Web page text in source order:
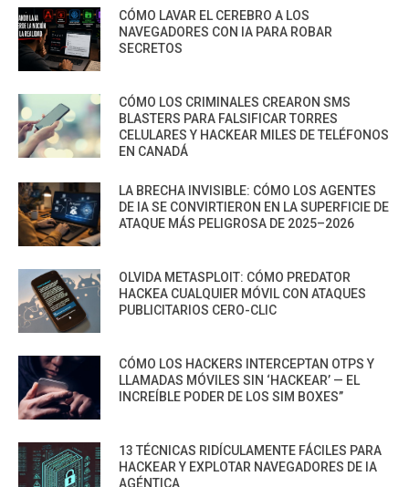
CÓMO LAVAR EL CEREBRO A LOS
NAVEGADORES CON IA PARA ROBAR
SECRETOS
CÓMO LOS CRIMINALES CREARON SMS
BLASTERS PARA FALSIFICAR TORRES
CELULARES Y HACKEAR MILES DE TELÉFONOS
EN CANADÁ
LA BRECHA INVISIBLE: CÓMO LOS AGENTES
DE IA SE CONVIRTIERON EN LA SUPERFICIE DE
ATAQUE MÁS PELIGROSA DE 2025–2026
OLVIDA METASPLOIT: CÓMO PREDATOR
HACKEA CUALQUIER MÓVIL CON ATAQUES
PUBLICITARIOS CERO-CLIC
CÓMO LOS HACKERS INTERCEPTAN OTPS Y
LLAMADAS MÓVILES SIN ‘HACKEAR’ — EL
INCREÍBLE PODER DE LOS SIM BOXES”
13 TÉCNICAS RIDÍCULAMENTE FÁCILES PARA
HACKEAR Y EXPLOTAR NAVEGADORES DE IA
AGÉNTICA